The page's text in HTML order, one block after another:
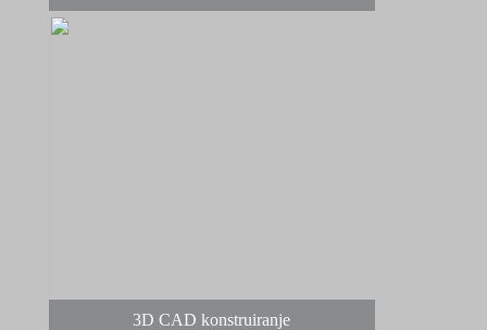
3D CAD konstruiranje